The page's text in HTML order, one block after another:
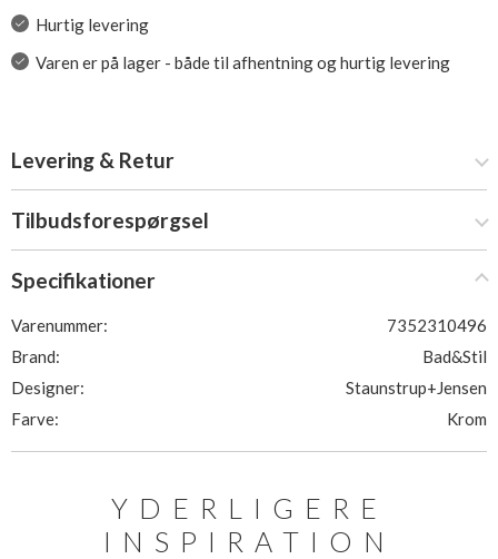
Hurtig levering
Varen er på lager - både til afhentning og hurtig levering
Levering & Retur
Tilbudsforespørgsel
Specifikationer
Varenummer:
7352310496
Brand:
Bad&Stil
Designer:
Staunstrup+Jensen
Farve:
Krom
YDERLIGERE
INSPIRATION